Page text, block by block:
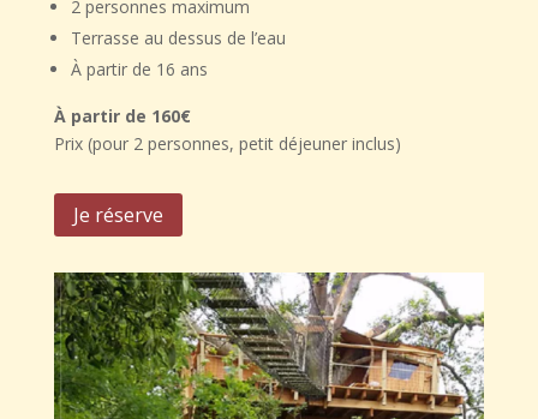
2 personnes maximum
Terrasse au dessus de l’eau
À partir de 16 ans
À partir de 160€
Prix (pour 2 personnes, petit déjeuner inclus)
Je réserve